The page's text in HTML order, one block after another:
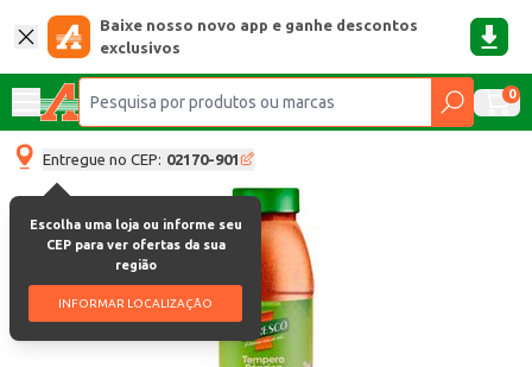
Baixe nosso novo app e ganhe descontos
exclusivos
0
Entregue no CEP: 02170-901
Escolha uma loja ou informe seu
CEP para ver ofertas da sua
região
INFORMAR LOCALIZAÇÃO